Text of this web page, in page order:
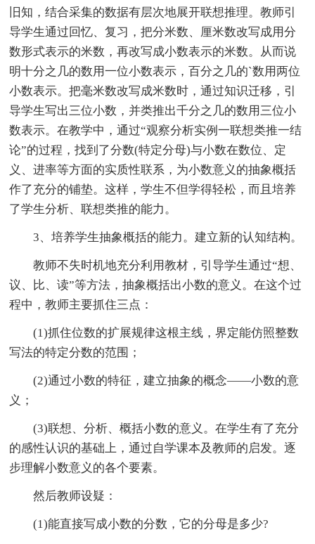
旧知，结合采集的数据有层次地展开联想推理。教师引
导学生通过回忆、复习，把分米数、厘米数改写成用分
数形式表示的米数，再改写成小数表示的米数。从而说
明十分之几的数用一位小数表示，百分之几的`数用两位
小数表示。把毫米数改写成米数时，通过知识迁移，引
导学生写出三位小数，并类推出千分之几的数用三位小
数表示。在教学中，通过“观察分析实例一联想类推一结
论”的过程，找到了分数(特定分母)与小数在数位、定
义、进率等方面的实质性联系，为小数意义的抽象概括
作了充分的铺垫。这样，学生不但学得轻松，而且培养
了学生分析、联想类推的能力。
3、培养学生抽象概括的能力。建立新的认知结构。
教师不失时机地充分利用教材，引导学生通过“想、
议、比、读”等方法，抽象概括出小数的意义。在这个过
程中，教师主要抓住三点：
(1)抓住位数的扩展规律这根主线，界定能仿照整数
写法的特定分数的范围；
(2)通过小数的特征，建立抽象的概念——小数的意
义；
(3)联想、分析、概括小数的意义。在学生有了充分
的感性认识的基础上，通过自学课本及教师的启发。逐
步理解小数意义的各个要素。
然后教师设疑：
(1)能直接写成小数的分数，它的分母是多少?